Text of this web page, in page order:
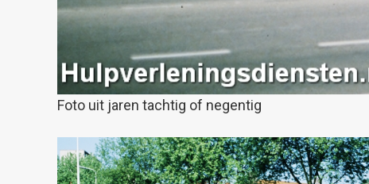
Foto uit jaren tachtig of negentig